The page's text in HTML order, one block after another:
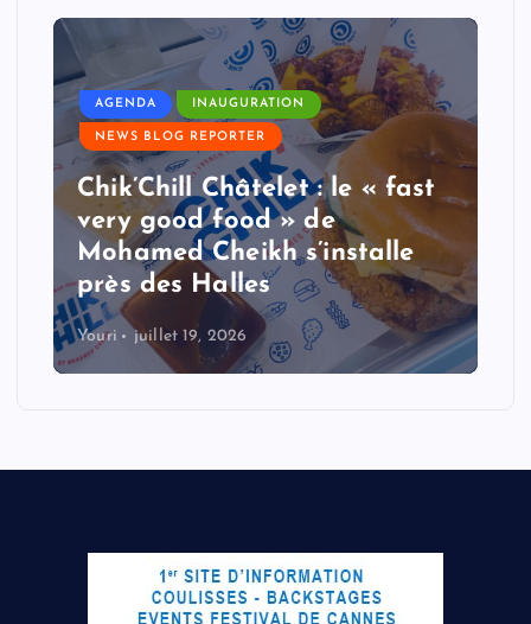
AGENDA INAUGURATION
NEWS BLOG REPORTER
Chik’Chill Châtelet : le « fast
very good food » de
Mohamed Cheikh s’installe
près des Halles
Youri juillet 19, 2026